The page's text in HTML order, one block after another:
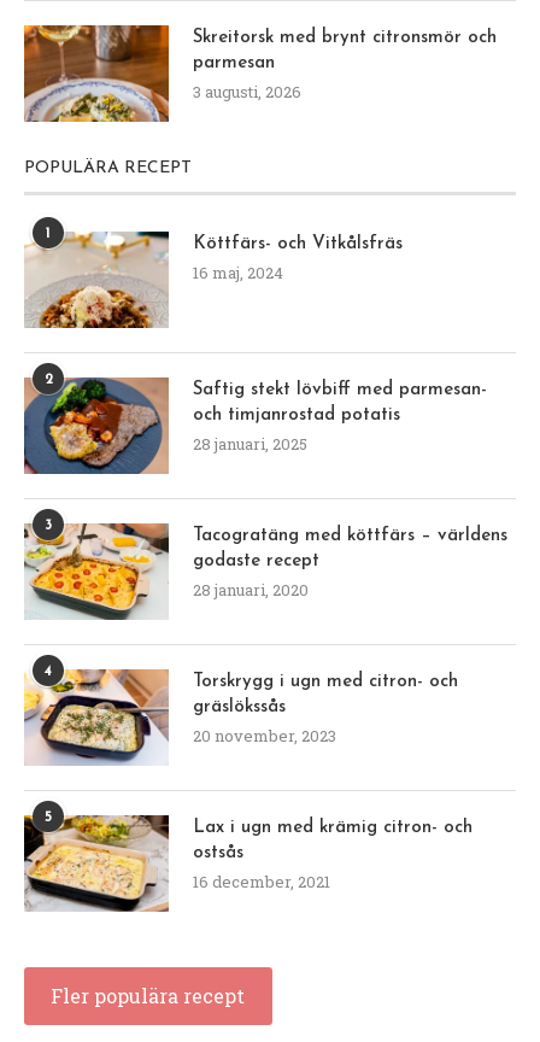
Skreitorsk med brynt citronsmör och
parmesan
3 augusti, 2026
POPULÄRA RECEPT
Köttfärs- och Vitkålsfräs
16 maj, 2024
2
Saftig stekt lövbiff med parmesan-
och timjanrostad potatis
28 januari, 2025
3
Tacogratäng med köttfärs – världens
godaste recept
28 januari, 2020
4
Torskrygg i ugn med citron- och
gräslökssås
20 november, 2023
5
Lax i ugn med krämig citron- och
ostsås
16 december, 2021
Fler populära recept